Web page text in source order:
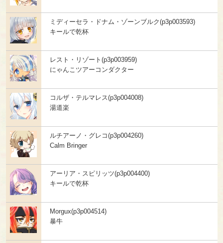
ミディーセラ・ドナム・ゾーンブルク(p3p003593)
キールで乾杯
レスト・リゾート(p3p003959)
にゃんこツアーコンダクター
コルザ・テルマレス(p3p004008)
湯道楽
ルチアーノ・グレコ(p3p004260)
Calm Bringer
アーリア・スピリッツ(p3p004400)
キールで乾杯
Morgux(p3p004514)
暴牛